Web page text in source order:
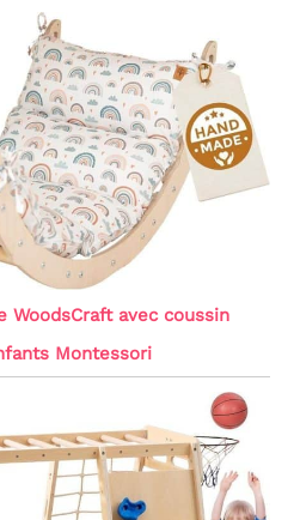
WoodsCraft avec coussin
Montessori